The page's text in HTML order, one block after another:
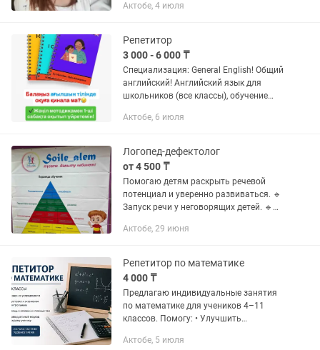
математике. Помогаю: ✅ повысить
в...
Актобе, 4 июля
Репетитор
3 000 - 6 000 ₸
Специализация: General English! Общий
английский! Английский язык для
школьников (все классы), обучение
и интенсивные программы. Стаж
Актобе, 6 июля
Логопед-дефектолог
от 4 500 ₸
Помогаю детям раскрыть речевой
потенциал и уверенно развиваться. 🔹
Запуск речи у неговорящих детей. 🔹
психоречевого развития. 🔹 Работа с
Актобе, 29 июня
Репетитор по математике
4 000 ₸
Предлагаю индивидуальные занятия
по математике для учеников 4–11
классов. Помогу: • Улучшить
Подготовиться к НИШ, РФМШ, КТЛ,
Актобе, 5 июля